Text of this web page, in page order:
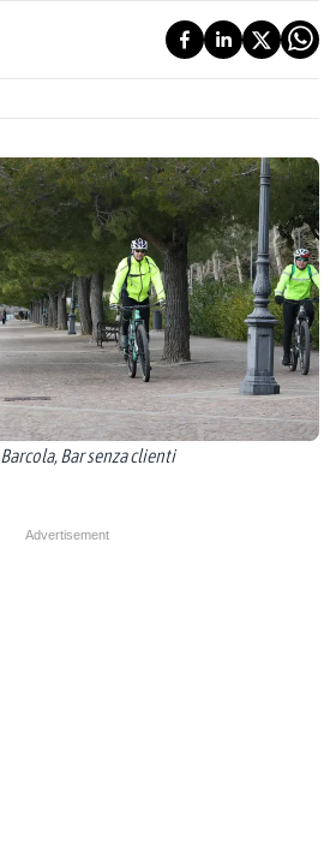
Bar senza clienti